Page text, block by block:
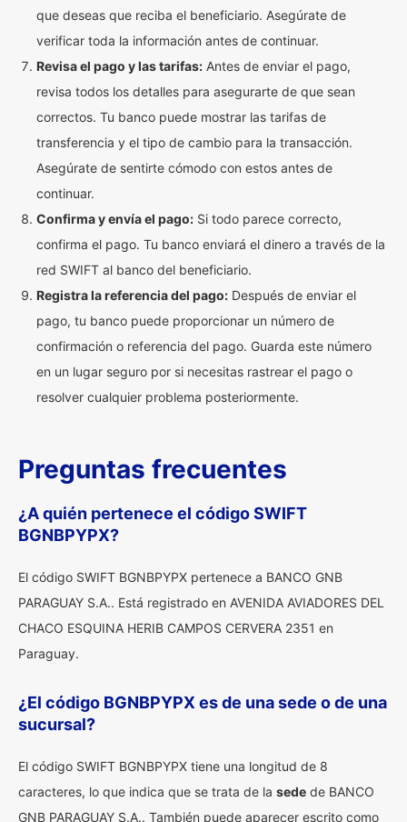
que deseas que reciba el beneficiario. Asegúrate de
verificar toda la información antes de continuar.
Revisa el pago y las tarifas: Antes de enviar el pago,
revisa todos los detalles para asegurarte de que sean
correctos. Tu banco puede mostrar las tarifas de
transferencia y el tipo de cambio para la transacción.
Asegúrate de sentirte cómodo con estos antes de
continuar.
Confirma y envía el pago: Si todo parece correcto,
confirma el pago. Tu banco enviará el dinero a través de la
red SWIFT al banco del beneficiario.
Registra la referencia del pago: Después de enviar el
pago, tu banco puede proporcionar un número de
confirmación o referencia del pago. Guarda este número
en un lugar seguro por si necesitas rastrear el pago o
resolver cualquier problema posteriormente.
Preguntas frecuentes
¿A quién pertenece el código SWIFT
BGNBPYPX?
El código SWIFT BGNBPYPX pertenece a BANCO GNB
PARAGUAY S.A.. Está registrado en AVENIDA AVIADORES DEL
CHACO ESQUINA HERIB CAMPOS CERVERA 2351 en
Paraguay.
¿El código BGNBPYPX es de una sede o de una
sucursal?
El código SWIFT BGNBPYPX tiene una longitud de 8
caracteres, lo que indica que se trata de la sede de BANCO
GNB PARAGUAY S.A.. También puede aparecer escrito como